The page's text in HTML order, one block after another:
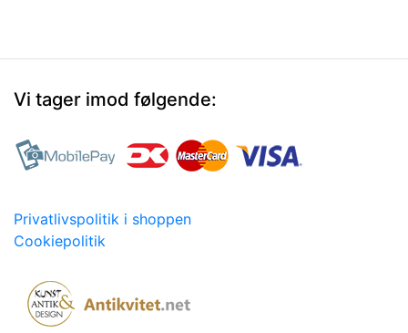
Vi tager imod følgende:
Privatlivspolitik i shoppen
Cookiepolitik